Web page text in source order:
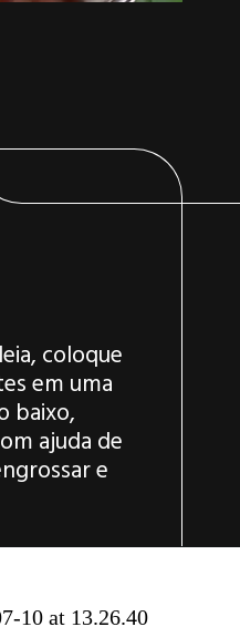
coloque
em uma
baixo,
ajuda de
e
10 at 13.26.40